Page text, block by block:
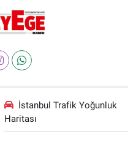
İstanbul Trafik Yoğunluk
Haritası